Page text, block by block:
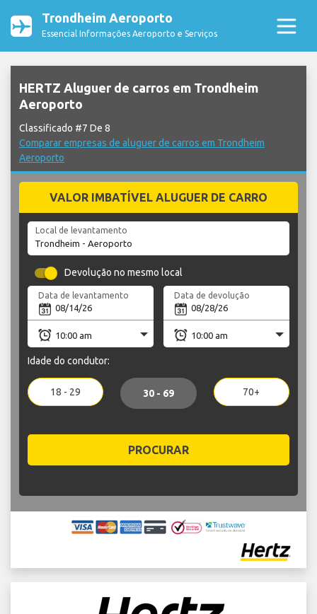
Trondheim Aeroporto
Essencial Informações Aeroporto e Serviços
HERTZ Aluguer de carros em Trondheim
Aeroporto
Classificado #7 De 8
Comparar empresas de aluguer de carros em Trondheim
Aeroporto
VALOR IMBATÍVEL ALUGUER DE CARRO
Local de levantamento
Devolução no mesmo local
Data de levantamento Data de devolução
Idade do condutor:
18 - 29 30 - 69 70+
PROCURAR